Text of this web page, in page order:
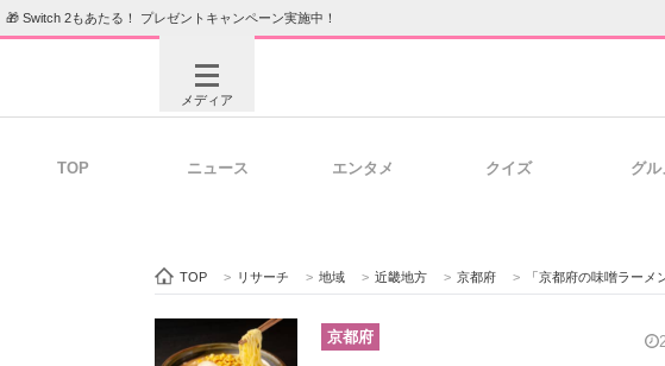
🎁 Switch 2もあたる！ プレゼントキャンペーン実施中！
メディア
ビジネスと働き方のヒント
TOP ニュース エンタメ クイズ グル
TOP > リサーチ > 地域 > 近畿地方 > 京都府 > 「京都府の味噌ラーメン
京都府